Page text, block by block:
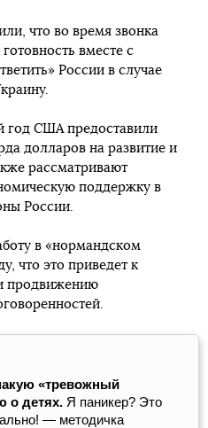
что во время звонка
вместе с
России в случае
год США предоставили
долларов на развитие и
рассматривают
поддержку в
России.
в «нормандском
что это приведет к
продвижению
«тревожный
о детях. Я паникер? Это
— методичка